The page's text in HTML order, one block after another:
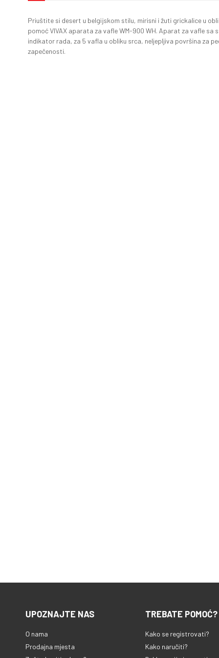
Priuštite si desert u belgijskom stilu, mirisni i žuti grickalice u
pomoć VIVAX aparata za vafle WM-900 WH. Aparat za vafle sa
indikator rada, za 5 vafla u obliku srca, neljepljiva površina za
zapečenosti.
UPOZNAJTE NAS
O nama
Prodajna mjesta
TREBATE POMOĆ?
Kako se registrovati?
Kako naručiti?